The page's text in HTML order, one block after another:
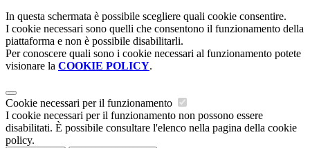
In questa schermata è possibile scegliere quali cookie consentire.
I cookie necessari sono quelli che consentono il funzionamento della
piattaforma e non è possibile disabilitarli.
Per conoscere quali sono i cookie necessari al funzionamento potete
visionare la COOKIE POLICY.
Cookie necessari per il funzionamento
I cookie necessari per il funzionamento non possono essere
disabilitati. È possibile consultare l'elenco nella pagina della cookie
policy.